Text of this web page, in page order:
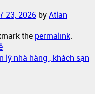
23, 2026 byAtlan
the permalink.
lý nhà hàng , khách sạn